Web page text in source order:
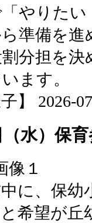
やりた
準備を
分担を
ます。
】 2026-
（水）保
に、保幼
希望が